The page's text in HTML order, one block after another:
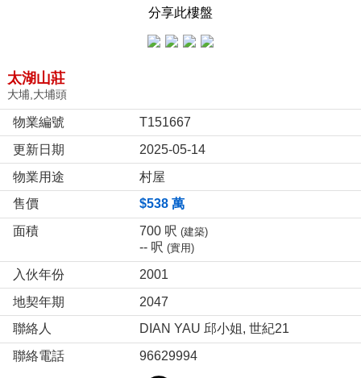
分享此樓盤
太湖山莊
大埔,大埔頭
物業編號
T151667
更新日期
2025-05-14
物業用途
村屋
售價
$538 萬
面積
700 呎 (建築)
-- 呎 (實用)
入伙年份
2001
地契年期
2047
聯絡人
DIAN YAU 邱小姐, 世紀21
聯絡電話
96629994